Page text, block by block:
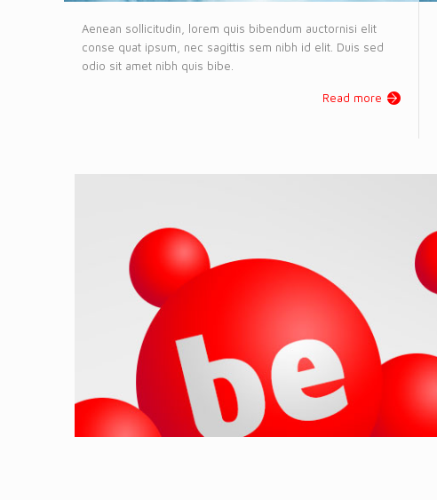
Aenean sollicitudin, lorem quis bibendum auctornisi elit
conse quat ipsum, nec sagittis sem nibh id elit. Duis sed
odio sit amet nibh quis bibe.
Read more